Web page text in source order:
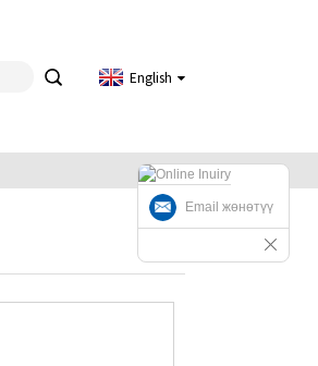
English
Email жөнөтүү